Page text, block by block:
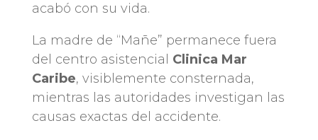
acabó con su vida.
La madre de “Mañe” permanece fuera
del centro asistencial Clinica Mar
Caribe, visiblemente consternada,
mientras las autoridades investigan las
causas exactas del accidente.